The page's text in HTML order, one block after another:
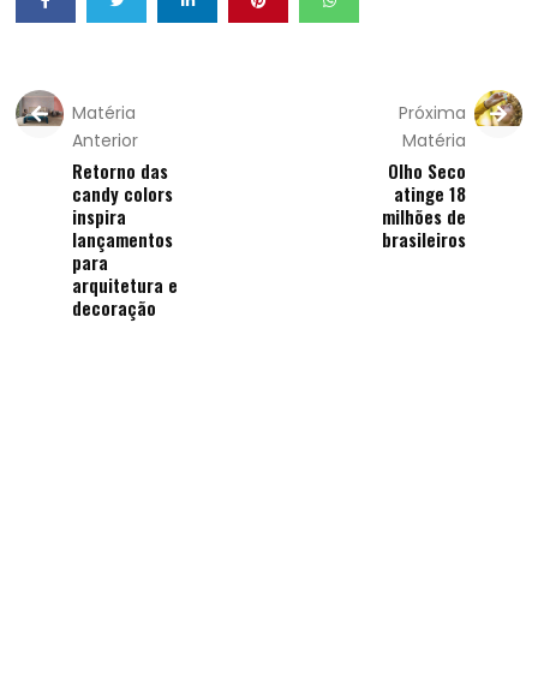
Matéria
Anterior
Retorno das
candy colors
inspira
lançamentos
para
arquitetura e
decoração
Próxima
Matéria
Olho Seco
atinge 18
milhões de
brasileiros